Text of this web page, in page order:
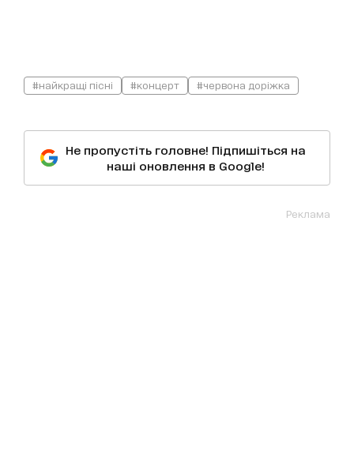
#найкращі пісні #концерт #червона доріжка
Не пропустіть головне! Підпишіться на
наші оновлення в Google!
Реклама